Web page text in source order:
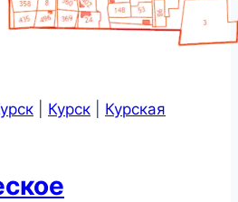
Курск
Курская